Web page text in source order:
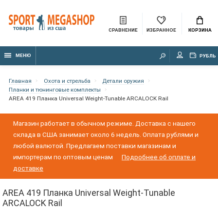
СРАВНЕНИЕ ИЗБРАННОЕ КОРЗИНА
МЕНЮ РУБЛЬ
Главная Охота и стрельба
Детали оружия
Планки и тюнинговые комплекты
AREA 419 Планка Universal Weight-Tunable ARCALOCK Rail
Магазин работает в обычном режиме. Доставка с нашего
склада в США занимает около 6 недель. Оплата рублями и
любой валютой. Предлагаем поставки магазинам и
импортерам по оптовым ценам
Подробнее об оплате и
доставке
AREA 419 Планка Universal Weight-Tunable
ARCALOCK Rail